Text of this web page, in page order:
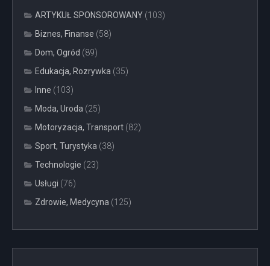
ARTYKUŁ SPONSOROWANY (103)
Biznes, Finanse (58)
Dom, Ogród (89)
Edukacja, Rozrywka (35)
Inne (103)
Moda, Uroda (25)
Motoryzacja, Transport (82)
Sport, Turystyka (38)
Technologie (23)
Usługi (76)
Zdrowie, Medycyna (125)